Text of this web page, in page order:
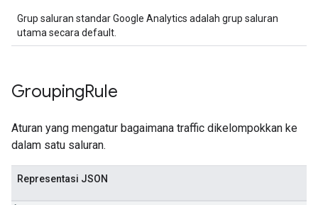
Grup saluran standar Google Analytics adalah grup saluran
utama secara default.
GroupingRule
Aturan yang mengatur bagaimana traffic dikelompokkan ke
dalam satu saluran.
Representasi JSON